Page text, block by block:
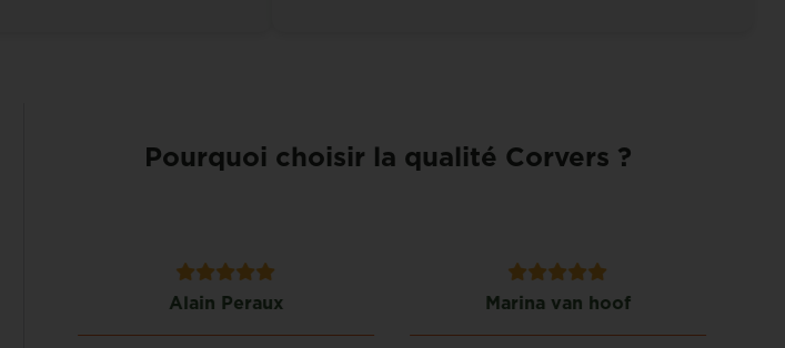
Pourquoi choisir la qualité Corvers ?
Alain Peraux Marina van hoof